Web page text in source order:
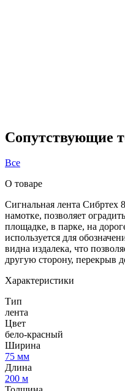
Сопутствующие
Все
О товаре
Сигнальная лента
намотке, позволяет
площадке, в парке, на
используется для
видна издалека, что
другую сторону, перекрыв
Характеристики
Тип
лента
Цвет
бело-красный
Ширина
75 мм
Длина
200 м